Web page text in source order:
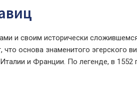
и своим исторически
что основа знаменитого эгерского
и Франции. По легенде, в 1552